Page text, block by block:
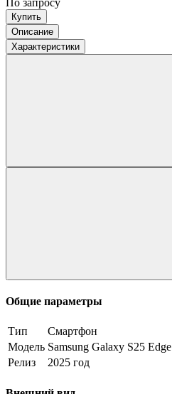
Купить
Описание
Характеристики
Общие параметры
Тип
Смартфон
Модель Samsung Galaxy S25 Edge
Релиз
2025 год